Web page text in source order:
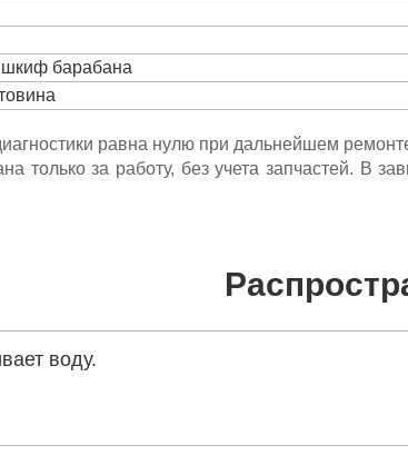
шкиф барабана
равна нулю при дальнейшем
только за работу, без учета запчастей. В
воду.